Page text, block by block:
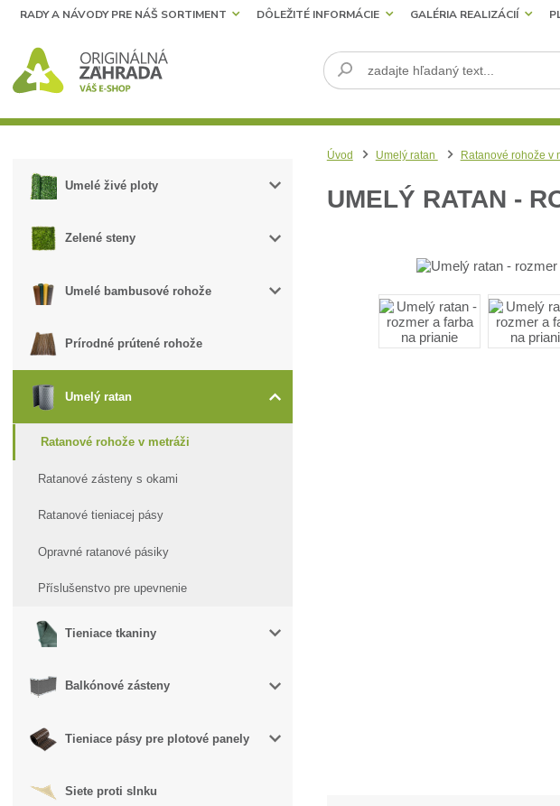
RADY A NÁVODY PRE NÁŠ SORTIMENT DÔLEŽITÉ INFORMÁCIE GALÉRIA REALIZÁCIÍ
Umelé živé ploty
Zelené steny
Umelé bambusové rohože
Prírodné prútené rohože
Umelý ratan
Ratanové rohože v metráži
Ratanové zásteny s okami
Ratanové tieniacej pásy
Opravné ratanové pásiky
Příslušenstvo pre upevnenie
Tieniace tkaniny
Balkónové zásteny
Tieniace pásy pre plotové panely
Siete proti slnku
Úvod Umelý ratan Ratanové rohože v
UMELÝ RATAN -